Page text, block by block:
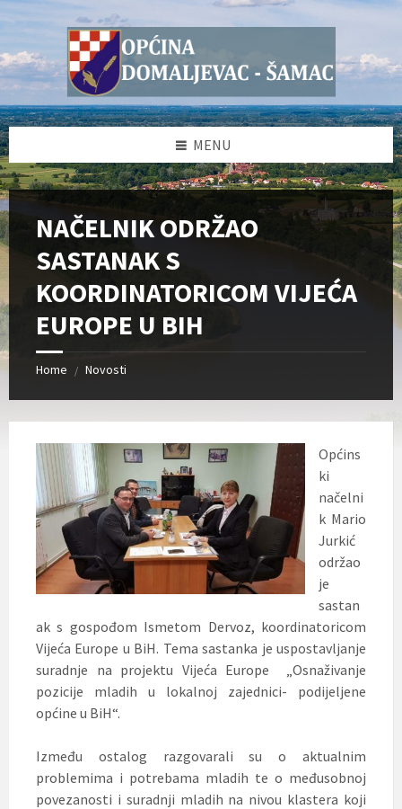
Skip
to
Skip
to
sidebar
Skip
to
sidebar
Skip
to
MENU
NAČELNIK ODRŽAO
SASTANAK S
KOORDINATORICOM VIJEĆA
EUROPE U BIH
Home / Novosti
Općins
ki
načelni
k Mario
Jurkić
održao
je
sastan
ak s gospođom Ismetom Dervoz, koordinatoricom
Vijeća Europe u BiH. Tema sastanka je uspostavljanje
suradnje na projektu Vijeća Europe „Osnaživanje
pozicije mladih u lokalnoj zajednici- podijeljene
općine u BiH“.
Između ostalog razgovarali su o aktualnim
problemima i potrebama mladih te o međusobnoj
povezanosti i suradnji mladih na nivou klastera koji